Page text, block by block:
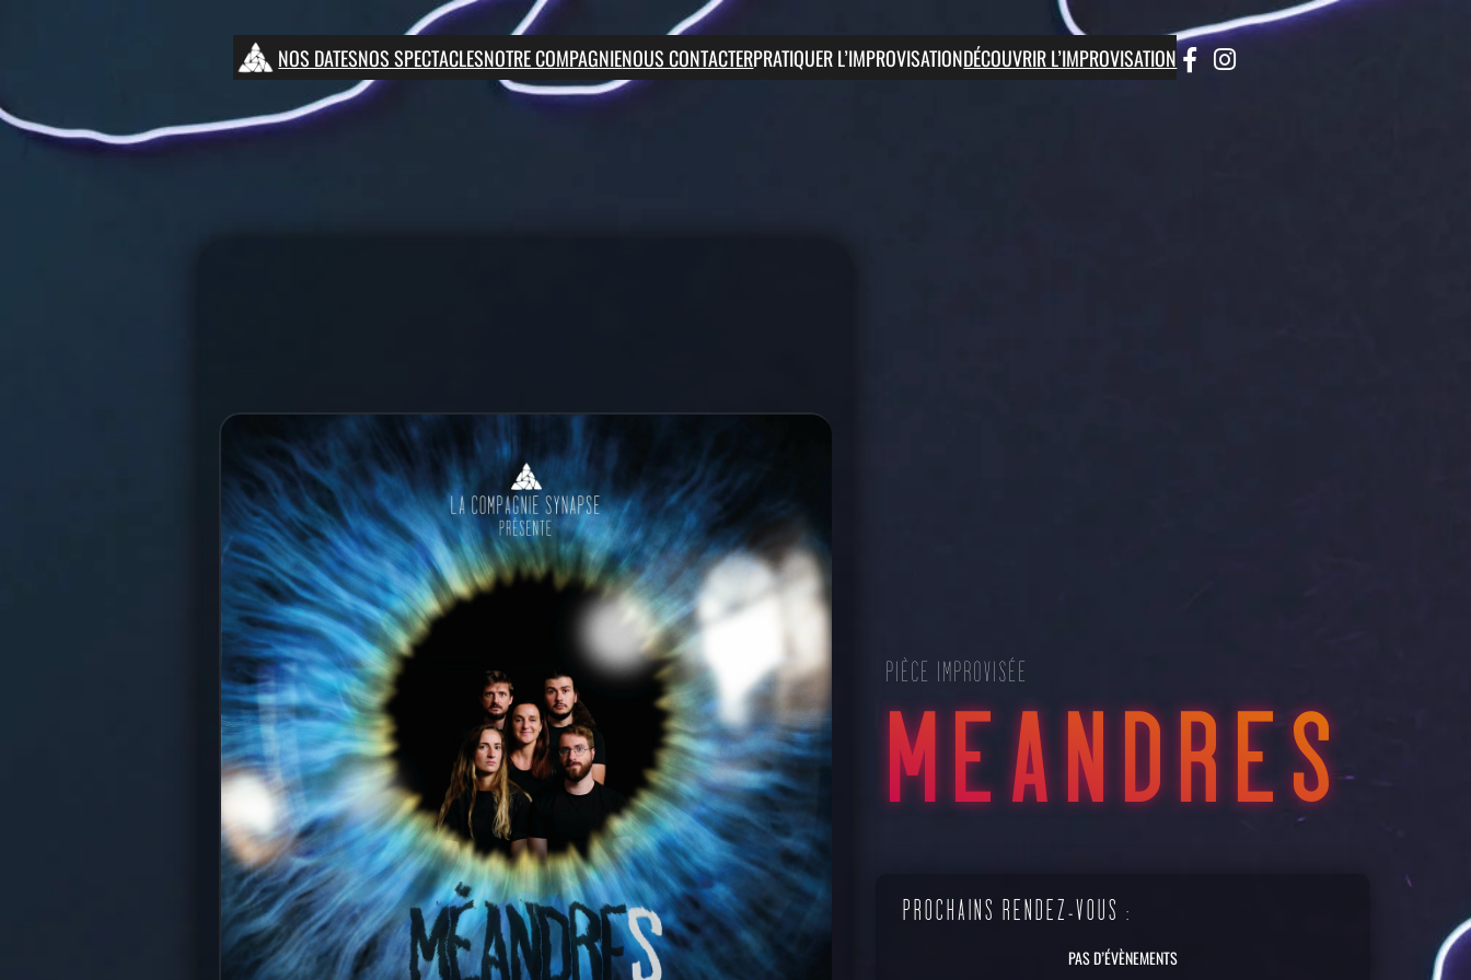
NOS DATESNOS SPECTACLESNOTRE COMPAGNIENOUS CONTACTERPRATIQUER L’IMPROVISATIONDÉCOUVRIR L’IMPROVISATION
Méandres à la SDI de Nancy 2023 (Crédit : Antoine Chretiennot) Méandres à la SDI de Nancy 2023 (Crédit : Antoine Chretiennot)
PIÈCE IMPROVISÉE
MÉANDRES
PROCHAINS RENDEZ-VOUS :
PAS D’ÉVÈNEMENTS